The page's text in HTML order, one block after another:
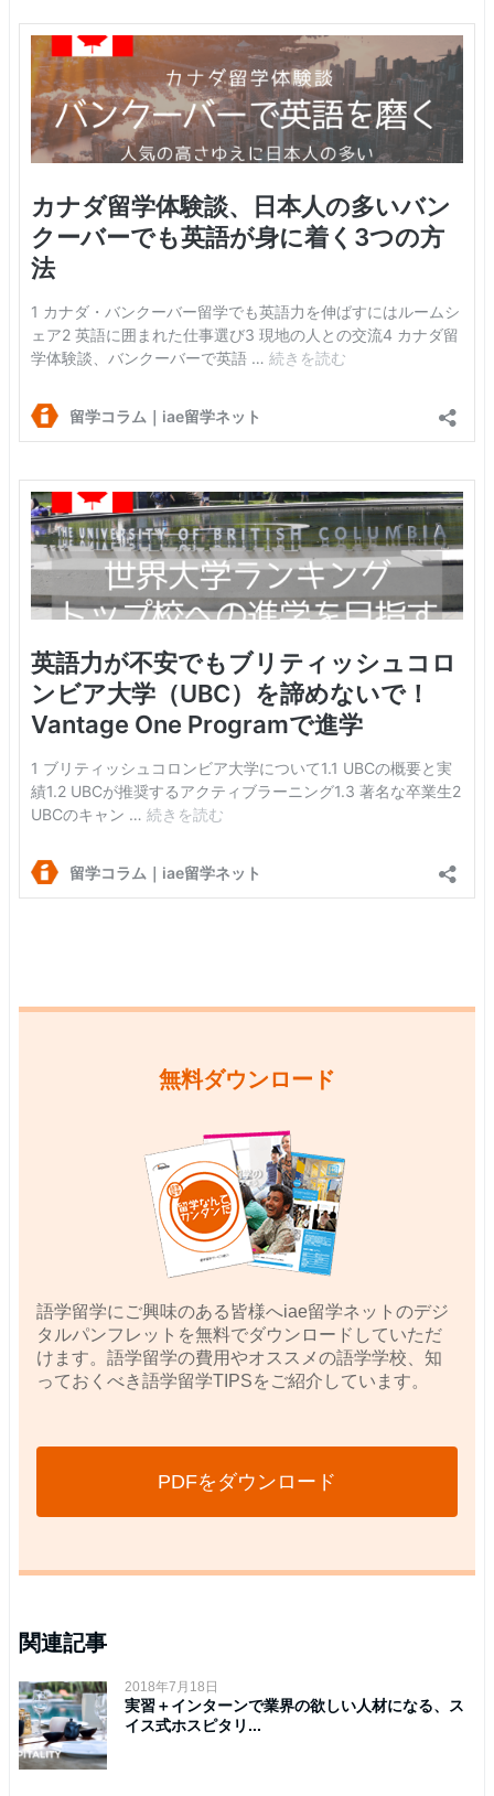
無料ダウンロード
語学留学にご興味のある皆様へiae留学ネットのデジ
タルパンフレットを無料でダウンロードしていただ
けます。語学留学の費用やオススメの語学学校、知
っておくべき語学留学TIPSをご紹介しています。
PDFをダウンロード
関連記事
2018年7月18日
実習＋インターンで業界の欲しい人材になる、ス
イス式ホスピタリ...